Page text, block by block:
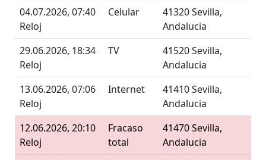
04.07.2026, 07:40
Reloj
Celular
41320 Sevilla,
Andalucia
29.06.2026, 18:34
Reloj
TV
41520 Sevilla,
Andalucia
13.06.2026, 07:06
Reloj
Internet
41410 Sevilla,
Andalucia
12.06.2026, 20:10
Reloj
Fracaso
total
41470 Sevilla,
Andalucia